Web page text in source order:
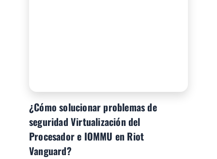
¿Cómo solucionar problemas de
seguridad Virtualización del
Procesador e IOMMU en Riot
Vanguard?